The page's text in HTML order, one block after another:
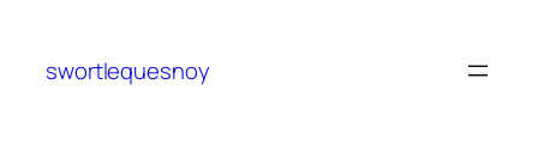
contenu
swortlequesnoy